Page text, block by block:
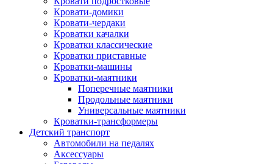
Кровати-домики
Кровати-чердаки
Кроватки качалки
Кроватки классические
Кроватки приставные
Кроватки-машины
Кроватки-маятники
Поперечные маятники
Продольные маятники
Универсальные маятники
Кроватки-трансформеры
Детский транспорт
Автомобили на педалях
Аксессуары